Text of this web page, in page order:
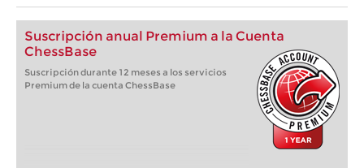
Suscripción anual Premium a la Cuenta
ChessBase
Suscripción durante 12 meses a los servicios
Premium de la cuenta ChessBase